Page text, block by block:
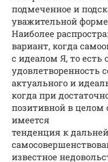
подмеченное и
уважительной
Наиболее
вариант, когда
с идеалом Я, то есть
удовлетворенность
актуального и
когда при
позитивной в целом
имеется
тенденция к
известное